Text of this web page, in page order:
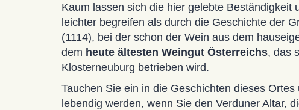
Kaum lassen sich die hier gelebte Beständigkeit
leichter begreifen als durch die Geschichte der
(1114), bei der schon der Wein aus dem
dem heute ältesten Weingut Österreichs, das
Klosterneuburg betrieben wird.
Tauchen Sie ein in die Geschichten dieses
lebendig werden, wenn Sie den Verduner Altar,